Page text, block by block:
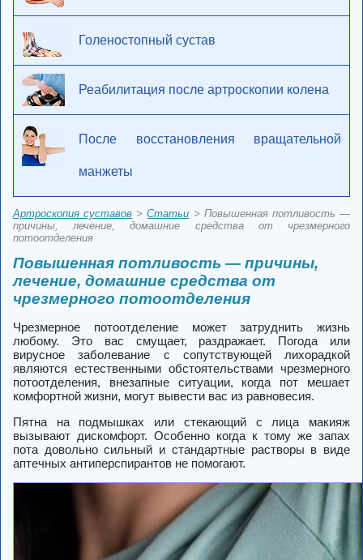
Голеностопный сустав
Реабилитация после артроскопии колена
После восстановления вращательной
манжеты
Артроскопия суставов >Статьи > Повышенная потливость —
причины, лечение, домашние средства от чрезмерного
потоотделения
Повышенная потливость — причины,
лечение, домашние средства от
чрезмерного потоотделения
Чрезмерное потоотделение может затруднить жизнь
любому. Это вас смущает, раздражает. Погода или
вирусное заболевание с сопутствующей лихорадкой
являются естественными обстоятельствами чрезмерного
потоотделения, внезапные ситуации, когда пот мешает
комфортной жизни, могут вывести вас из равновесия.
Пятна на подмышках или стекающий с лица макияж
вызывают дискомфорт. Особенно когда к тому же запах
пота довольно сильный и стандартные растворы в виде
аптечных антиперспирантов не помогают.